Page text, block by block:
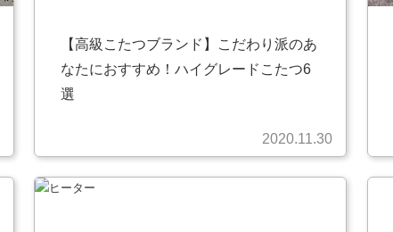
【高級こたつブランド】こだわり派のあ
なたにおすすめ！ハイグレードこたつ6
選
2020.11.30